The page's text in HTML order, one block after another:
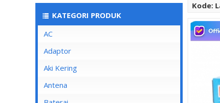
Kode:
KATEGORI PRODUK
AC
Adaptor
Aki Kering
Antena